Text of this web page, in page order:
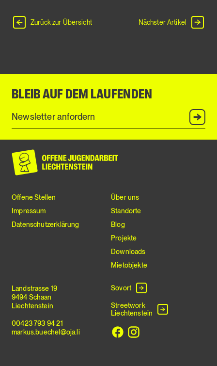
Nächster Artikel
Zurück zur Übersicht
BLEIB AUF DEM LAUFENDEN
Landstrasse 19
9494 Schaan
Liechtenstein
00423 793 94 21
markus.buechel@oja.li
Über uns
Standorte
Blog
Projekte
Downloads
Mietobjekte
Offene Stellen
Impressum
Datenschutzerklärung
Sovort
Streetwork
Liechtenstein